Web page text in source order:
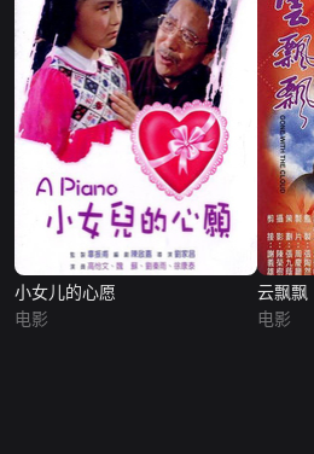
小女儿的心愿
电影
云飘飘
电影